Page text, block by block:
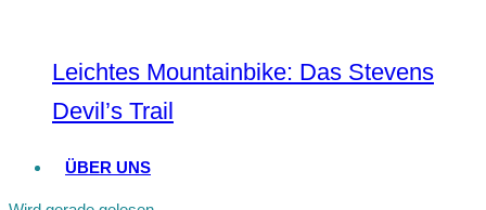
Leichtes Mountainbike: Das Stevens
Devil’s Trail
ÜBER UNS